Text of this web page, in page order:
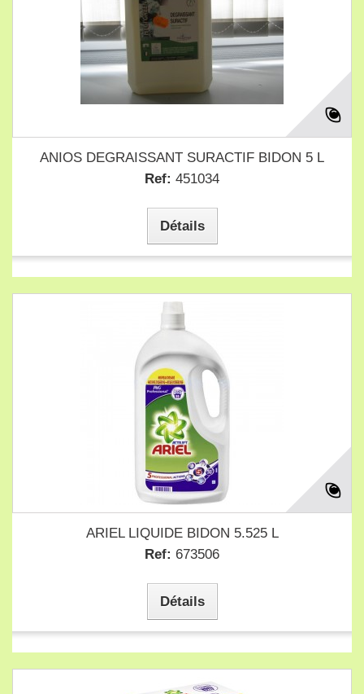
ANIOS DEGRAISSANT SURACTIF BIDON 5 L
Ref: 451034
Détails
ARIEL LIQUIDE BIDON 5.525 L
Ref: 673506
Détails